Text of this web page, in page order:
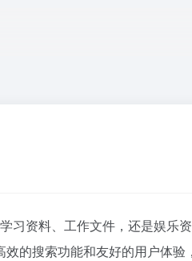
资料、工作文件，还是娱乐
的搜索功能和友好的用户体验